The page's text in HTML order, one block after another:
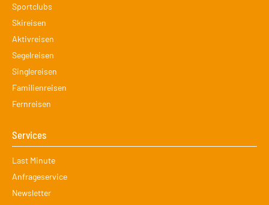
Navigation
überspringen
Sportclubs
Skireisen
Aktivreisen
Segelreisen
Singlereisen
Familienreisen
Fernreisen
Services
Navigation
überspringen
Last Minute
Anfrageservice
Newsletter